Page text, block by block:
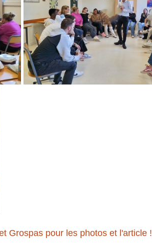
Grospas pour les photos et l'article !